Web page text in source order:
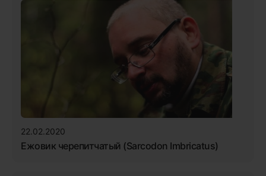
22.02.2020
Ежовик черепитчатый (Sarcodon Imbricatus)